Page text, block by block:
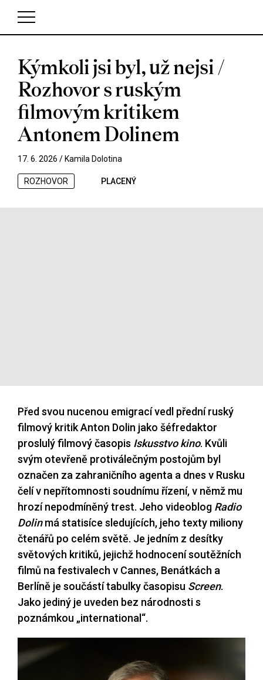
V košíku zatím nemáte žádné položky.
Kýmkoli jsi byl, už nejsi /
Rozhovor s ruským
filmovým kritikem
Antonem Dolinem
17. 6. 2026 / Kamila Dolotina
ROZHOVOR PLACENÝ
Před svou nucenou emigrací vedl přední ruský
filmový kritik Anton Dolin jako šéfredaktor
proslulý filmový časopis Iskusstvo kino. Kvůli
svým otevřeně protiválečným postojům byl
označen za zahraničního agenta a dnes v Rusku
čelí v nepřítomnosti soudnímu řízení, v němž mu
hrozí nepodmíněný trest. Jeho videoblog Radio
Dolinmá statisíce sledujících, jeho texty miliony
čtenářů po celém světě. Je jedním z desítky
světových kritiků, jejichž hodnocení soutěžních
filmů na festivalech v Cannes, Benátkách a
Berlíně je součástí tabulky časopisu Screen.
Jako jediný je uveden bez národnosti s
poznámkou „international“.